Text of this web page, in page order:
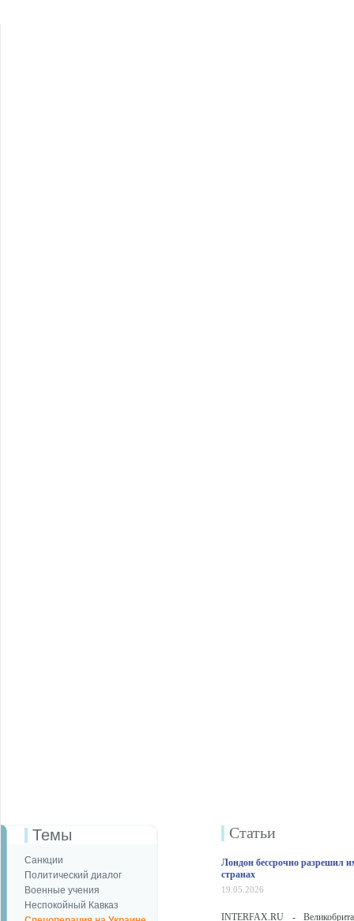
Темы
Санкции
Политический диалог
Военные учения
Неспокойный Кавказ
Статьи
Лондон бессрочно разрешил
странах
19.05.2026
INTERFAX.RU -